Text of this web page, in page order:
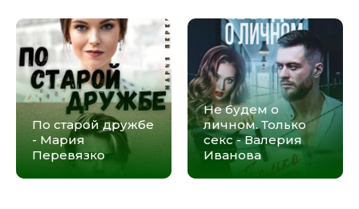
По старой дружбе
- Мария
Перевязко
Не будем о
личном. Только
секс - Валерия
Иванова